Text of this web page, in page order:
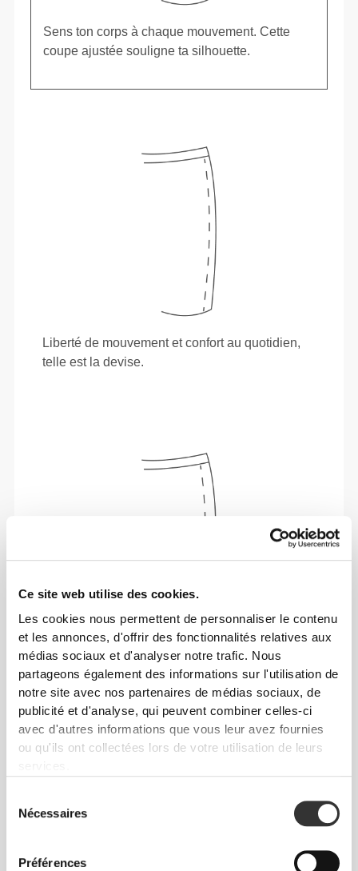
Ce site web utilise des cookies.
Les cookies nous permettent de personnaliser le contenu
et les annonces, d'offrir des fonctionnalités relatives aux
médias sociaux et d'analyser notre trafic. Nous
partageons également des informations sur l'utilisation de
notre site avec nos partenaires de médias sociaux, de
publicité et d'analyse, qui peuvent combiner celles-ci
avec d'autres informations que vous leur avez fournies
ou qu'ils ont collectées lors de votre utilisation de leurs
Nécessaires
Préférences
Sens ton corps à chaque mouvement. Cette
coupe ajustée souligne ta silhouette.
Liberté de mouvement et confort au quotidien,
telle est la devise.
Liberté totale de mouvement. Une coupe
confortable et décontractée pour un look casual.
TAILLE RECOMMANDÉE EN FONCTION DE
TES MENSURATIONS
JAMBE
mesuré de
(cm)/(in)